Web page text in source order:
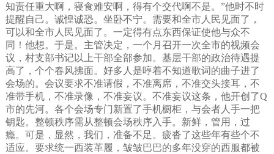
知责任重大啊，寝食难安啊，得有个交代啊不是。”他时不时
提醒自己。诚惶诚恐。坐卧不宁。需要和全市人民见面了，
可以和全市人民见面了。一定得有点东西保证使他与众不
同！他想。于是。主管决定，一个月召开一次全市的视频会
议，村支部书记以上干部全部参加。基层干部的政治待遇提
高了，个个春风拂面。好多人是哼着不知道歌词的曲子进了
会场的。会议要求不准请假，不准离席，不准交头接耳，不
准带手机，不准录像，不准妄议。不准妄议这条，他开创了Q
市的先河。各个会场专门新置了手机橱柜，与会者人手一把
钥匙。整顿秩序需从整顿会场秩序入手。新鲜，管用，过
瘾。可是，显然，我们，准备不足。疲沓了这些年有些个不
适应。要求统一西装革履，皱皱巴巴的多年没穿的西服都被